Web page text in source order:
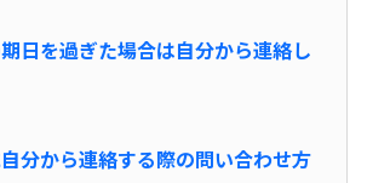
日を過ぎた場合は自分から連絡し
分から連絡する際の問い合わせ方